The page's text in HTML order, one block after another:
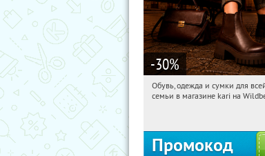
-30%
02:13:43
Обувь, одежда и сумки для
семьи в магазине kari на
Промокод